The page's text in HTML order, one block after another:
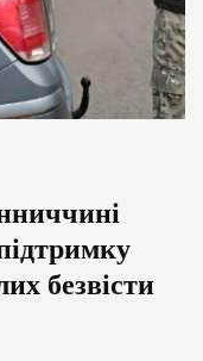
безвісти